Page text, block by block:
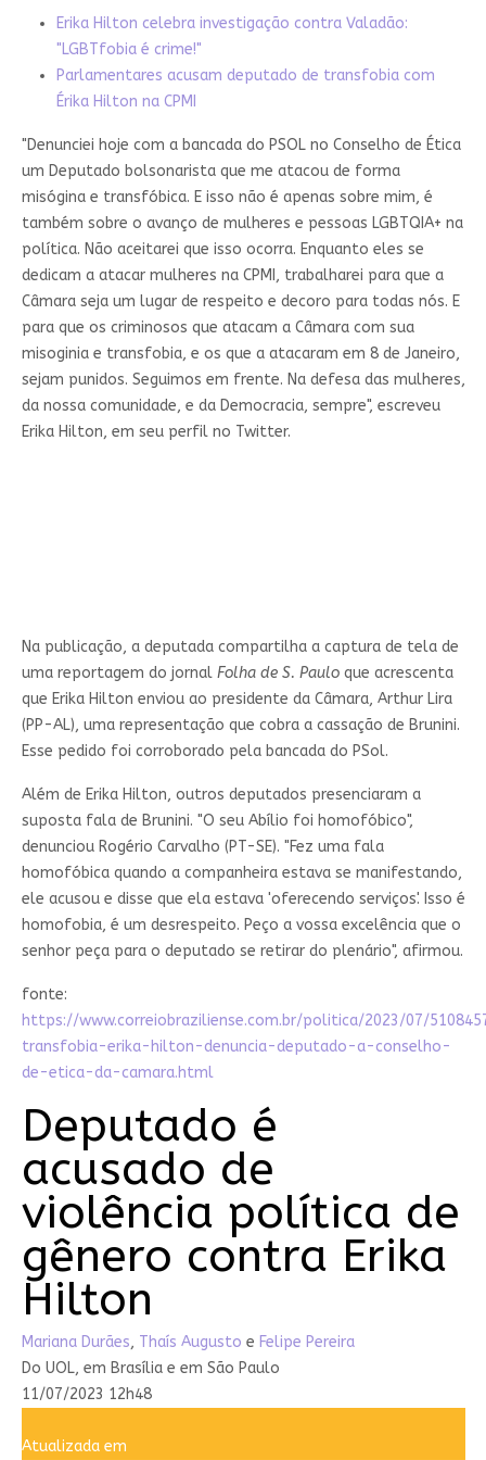
Erika Hilton celebra investigação contra Valadão:
"LGBTfobia é crime!"
Parlamentares acusam deputado de transfobia com
Érika Hilton na CPMI
"Denunciei hoje com a bancada do PSOL no Conselho de Ética
um Deputado bolsonarista que me atacou de forma
misógina e transfóbica. E isso não é apenas sobre mim, é
também sobre o avanço de mulheres e pessoas LGBTQIA+ na
política. Não aceitarei que isso ocorra. Enquanto eles se
dedicam a atacar mulheres na CPMI, trabalharei para que a
Câmara seja um lugar de respeito e decoro para todas nós. E
para que os criminosos que atacam a Câmara com sua
misoginia e transfobia, e os que a atacaram em 8 de Janeiro,
sejam punidos. Seguimos em frente. Na defesa das mulheres,
da nossa comunidade, e da Democracia, sempre", escreveu
Erika Hilton, em seu perfil no Twitter.
Na publicação, a deputada compartilha a captura de tela de
uma reportagem do jornal Folha de S. Paulo que acrescenta
que Erika Hilton enviou ao presidente da Câmara, Arthur Lira
(PP-AL), uma representação que cobra a cassação de Brunini.
Esse pedido foi corroborado pela bancada do PSol.
Além de Erika Hilton, outros deputados presenciaram a
suposta fala de Brunini. "O seu Abílio foi homofóbico",
denunciou Rogério Carvalho (PT-SE). "Fez uma fala
homofóbica quando a companheira estava se manifestando,
ele acusou e disse que ela estava 'oferecendo serviços'. Isso é
homofobia, é um desrespeito. Peço a vossa excelência que o
senhor peça para o deputado se retirar do plenário", afirmou.
fonte:
https://www.correiobraziliense.com.br/politica/2023/07/
transfobia-erika-hilton-denuncia-deputado-a-conselho-
de-etica-da-camara.html
Deputado é
acusado de
violência política de
gênero contra Erika
Hilton
Mariana Durães, Thaís Augusto e Felipe Pereira
Do UOL, em Brasília e em São Paulo
11/07/2023 12h48
Atualizada em